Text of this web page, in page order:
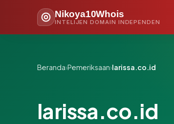
Nikoya10Whois
INTELIJEN DOMAIN INDEPENDEN
Beranda›Pemeriksaan›larissa.co.id
larissa.co.id